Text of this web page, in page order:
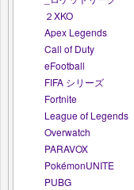
２XKO
Apex Legends
Call of Duty
eFootball
FIFA シリーズ
Fortnite
League of Legends
Overwatch
PARAVOX
PokémonUNITE
PUBG